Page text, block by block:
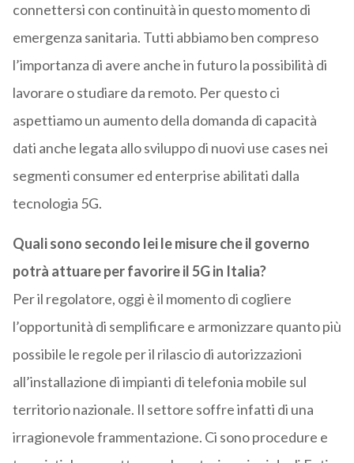
connettersi con continuità in questo momento di
emergenza sanitaria. Tutti abbiamo ben compreso
l’importanza di avere anche in futuro la possibilità di
lavorare o studiare da remoto. Per questo ci
aspettiamo un aumento della domanda di capacità
dati anche legata allo sviluppo di nuovi use cases nei
segmenti consumer ed enterprise abilitati dalla
tecnologia 5G.
Quali sono secondo lei le misure che il governo
potrà attuare per favorire il 5G in Italia?
Per il regolatore, oggi è il momento di cogliere
l’opportunità di semplificare e armonizzare quanto più
possibile le regole per il rilascio di autorizzazioni
all’installazione di impianti di telefonia mobile sul
territorio nazionale. Il settore soffre infatti di una
irragionevole frammentazione. Ci sono procedure e